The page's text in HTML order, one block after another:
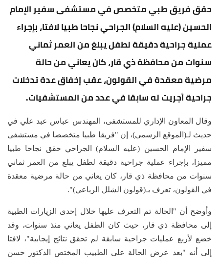
حقق فريق طبي متخصص في مستشفى سفير الإمام
الحسين (عليه السلام) الجراحي نجاحا طبيا لافتا، بإجراء
عملية جراحية دقيقة لطفل يبلغ من العمر ثماني
سنوات من محافظة ذي قار، كان يعاني من حالة
مرضية معقدة في القولون، عقب إخفاق عدة تدخلات
جراحية أجريت له سابقا في عدد من المستشفيات.
وقال المعاون الإداري للمستشفى، المهندس عباس عبد علي في
حديث لـ(الموقع الرسمي)، إن "فريقا طبيا متخصصا في مستشفى
سفير الإمام الحسين (عليه السلام) الجراحي حقق نجاحا طبيا
مميزا، بإجراء عملية جراحية دقيقة لطفل يبلغ من العمر ثماني
سنوات من محافظة ذي قار، كان يعاني من حالة مرضية معقدة
في القولون، تعرف بـ(قولون الشلل الرباعي)".
وأوضح أن "الحالة تم التعرف عليها خلال إحدى الزيارات الطبية
إلى محافظة ذي قار، حيث كان الطفل يعاني منذ سنوات، وقد
خضع لأربع عمليات جراحية سابقة لم تحقق نتائج إيجابية"، لافتا
إلى أنه "بعد عرض الحالة على الطبيب المختص الدكتور حسن